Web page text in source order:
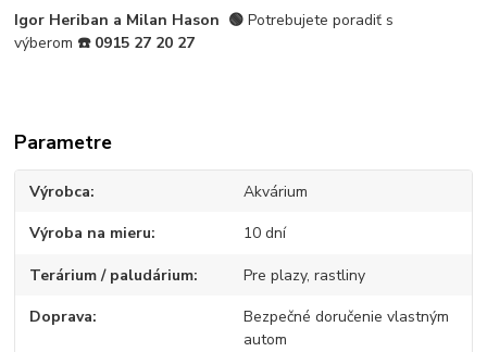
Igor Heriban a Milan Hason 🟢Potrebujete poradiť s
výberom ☎️ 0915 27 20 27
Parametre
Výrobca Akvárium
Výroba na mieru 10 dní
Terárium / paludárium Pre plazy, rastliny
Doprava
Bezpečné doručenie vlastným
autom